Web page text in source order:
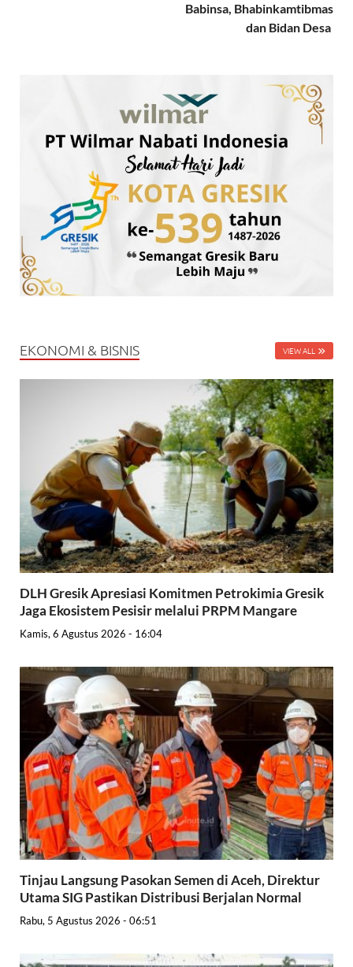
Babinsa, Bhabinkamtibmas
dan Bidan Desa
EKONOMI & BISNIS VIEW ALL
DLH Gresik Apresiasi Komitmen Petrokimia Gresik
Jaga Ekosistem Pesisir melalui PRPM Mangare
Kamis, 6 Agustus 2026 - 16:04
Tinjau Langsung Pasokan Semen di Aceh, Direktur
Utama SIG Pastikan Distribusi Berjalan Normal
Rabu, 5 Agustus 2026 - 06:51